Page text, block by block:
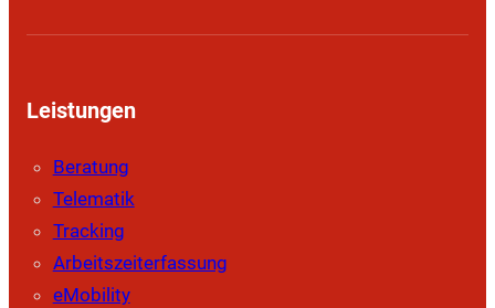
Leistungen
Beratung
Telematik
Tracking
Arbeitszeiterfassung
eMobility